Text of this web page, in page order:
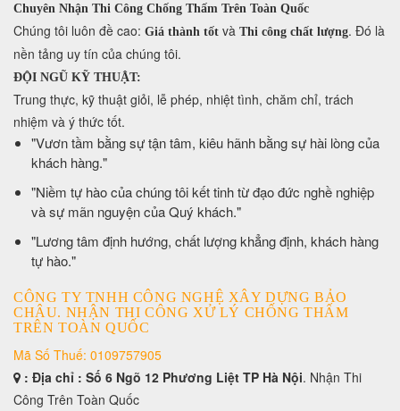
Chuyên Nhận Thi Công Chống Thấm Trên Toàn Quốc
​Chúng tôi luôn đề cao: Giá thành tốt và Thi công chất lượng. Đó là
nền tảng uy tín của chúng tôi.
ĐỘI NGŨ KỸ THUẬT:
Trung thực, kỹ thuật giỏi, lễ phép, nhiệt tình, chăm chỉ, trách
nhiệm và ý thức tốt.
​"Vươn tầm bằng sự tận tâm, kiêu hãnh bằng sự hài lòng của
khách hàng."
​"Niềm tự hào của chúng tôi kết tinh từ đạo đức nghề nghiệp
và sự mãn nguyện của Quý khách."
​"Lương tâm định hướng, chất lượng khẳng định, khách hàng
tự hào."
CÔNG TY TNHH CÔNG NGHỆ XÂY DỰNG BẢO
CHÂU. NHẬN THI CÔNG XỬ LÝ CHỐNG THẤM
TRÊN TOÀN QUỐC
Mã Số Thuế: 0109757905
: Địa chỉ : Số 6 Ngõ 12 Phương Liệt TP Hà Nội. Nhận Thi
Công Trên Toàn Quốc